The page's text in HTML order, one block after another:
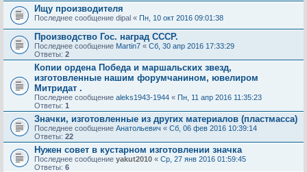
Ищу производителя
Последнее сообщение dipal « Пн, 10 окт 2016 09:01:38
Производство Гос. наград СССР.
Последнее сообщение Martin7 « Сб, 30 апр 2016 17:33:29
Ответы: 2
Копии ордена Победа и маршальских звезд,
изготовленные нашим форумчанином, ювелиром
Митридат .
Последнее сообщение aleks1943-1944 « Пн, 11 апр 2016 11:35:23
Ответы: 1
Значки, изготовленные из других материалов (пластмасса)
Последнее сообщение Анатольевич « Сб, 06 фев 2016 10:39:14
Ответы: 22
Нужен совет в кустарном изготовлении значка
Последнее сообщение yakut2010 « Ср, 27 янв 2016 01:59:45
Ответы: 6